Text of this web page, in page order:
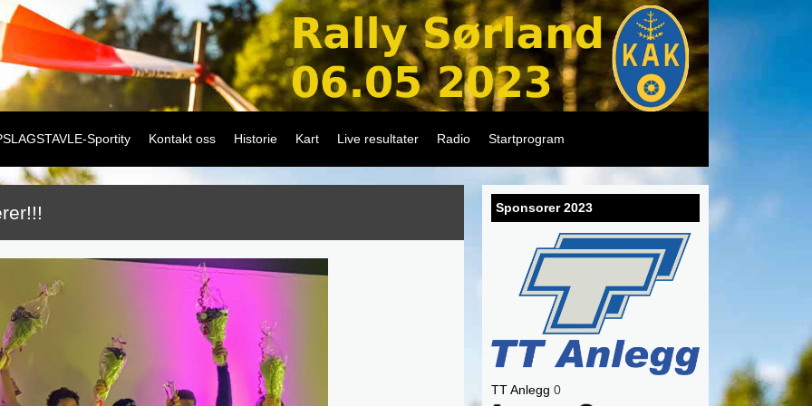
Sportity Kontakt oss Historie Kart Live resultater Radio Startprogram
Sponsorer 2023
TT Anlegg 0